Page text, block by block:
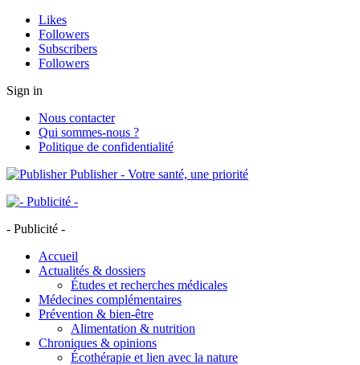
Likes
Followers
Subscribers
Followers
Sign in
Nous contacter
Qui sommes-nous ?
Politique de confidentialité
Publisher - Votre santé, une priorité
- Publicité -
Accueil
Actualités & dossiers
Études et recherches médicales
Médecines complémentaires
Prévention & bien-être
Alimentation & nutrition
Chroniques & opinions
Écothérapie et lien avec la nature